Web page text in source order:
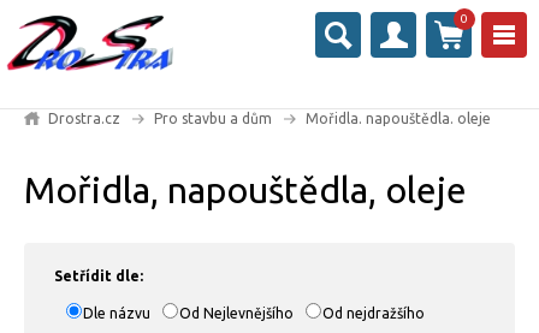
0
Drostra.cz Pro stavbu a dům Mořidla. napouštědla. oleje
Mořidla, napouštědla, oleje
Setřídit dle:
Dle názvu Od Nejlevnějšího Od nejdražšího